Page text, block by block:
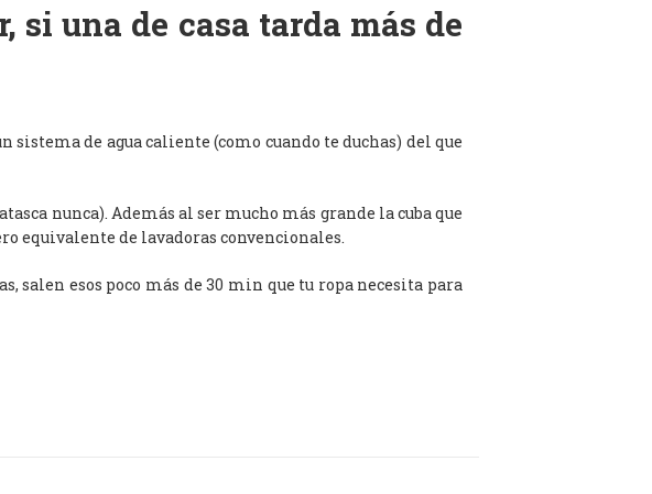
si una de casa tarda más de
de agua caliente (como cuando te duchas) del que
nunca). Además al ser mucho más grande la cuba que
equivalente de lavadoras convencionales.
salen esos poco más de 30 min que tu ropa necesita para